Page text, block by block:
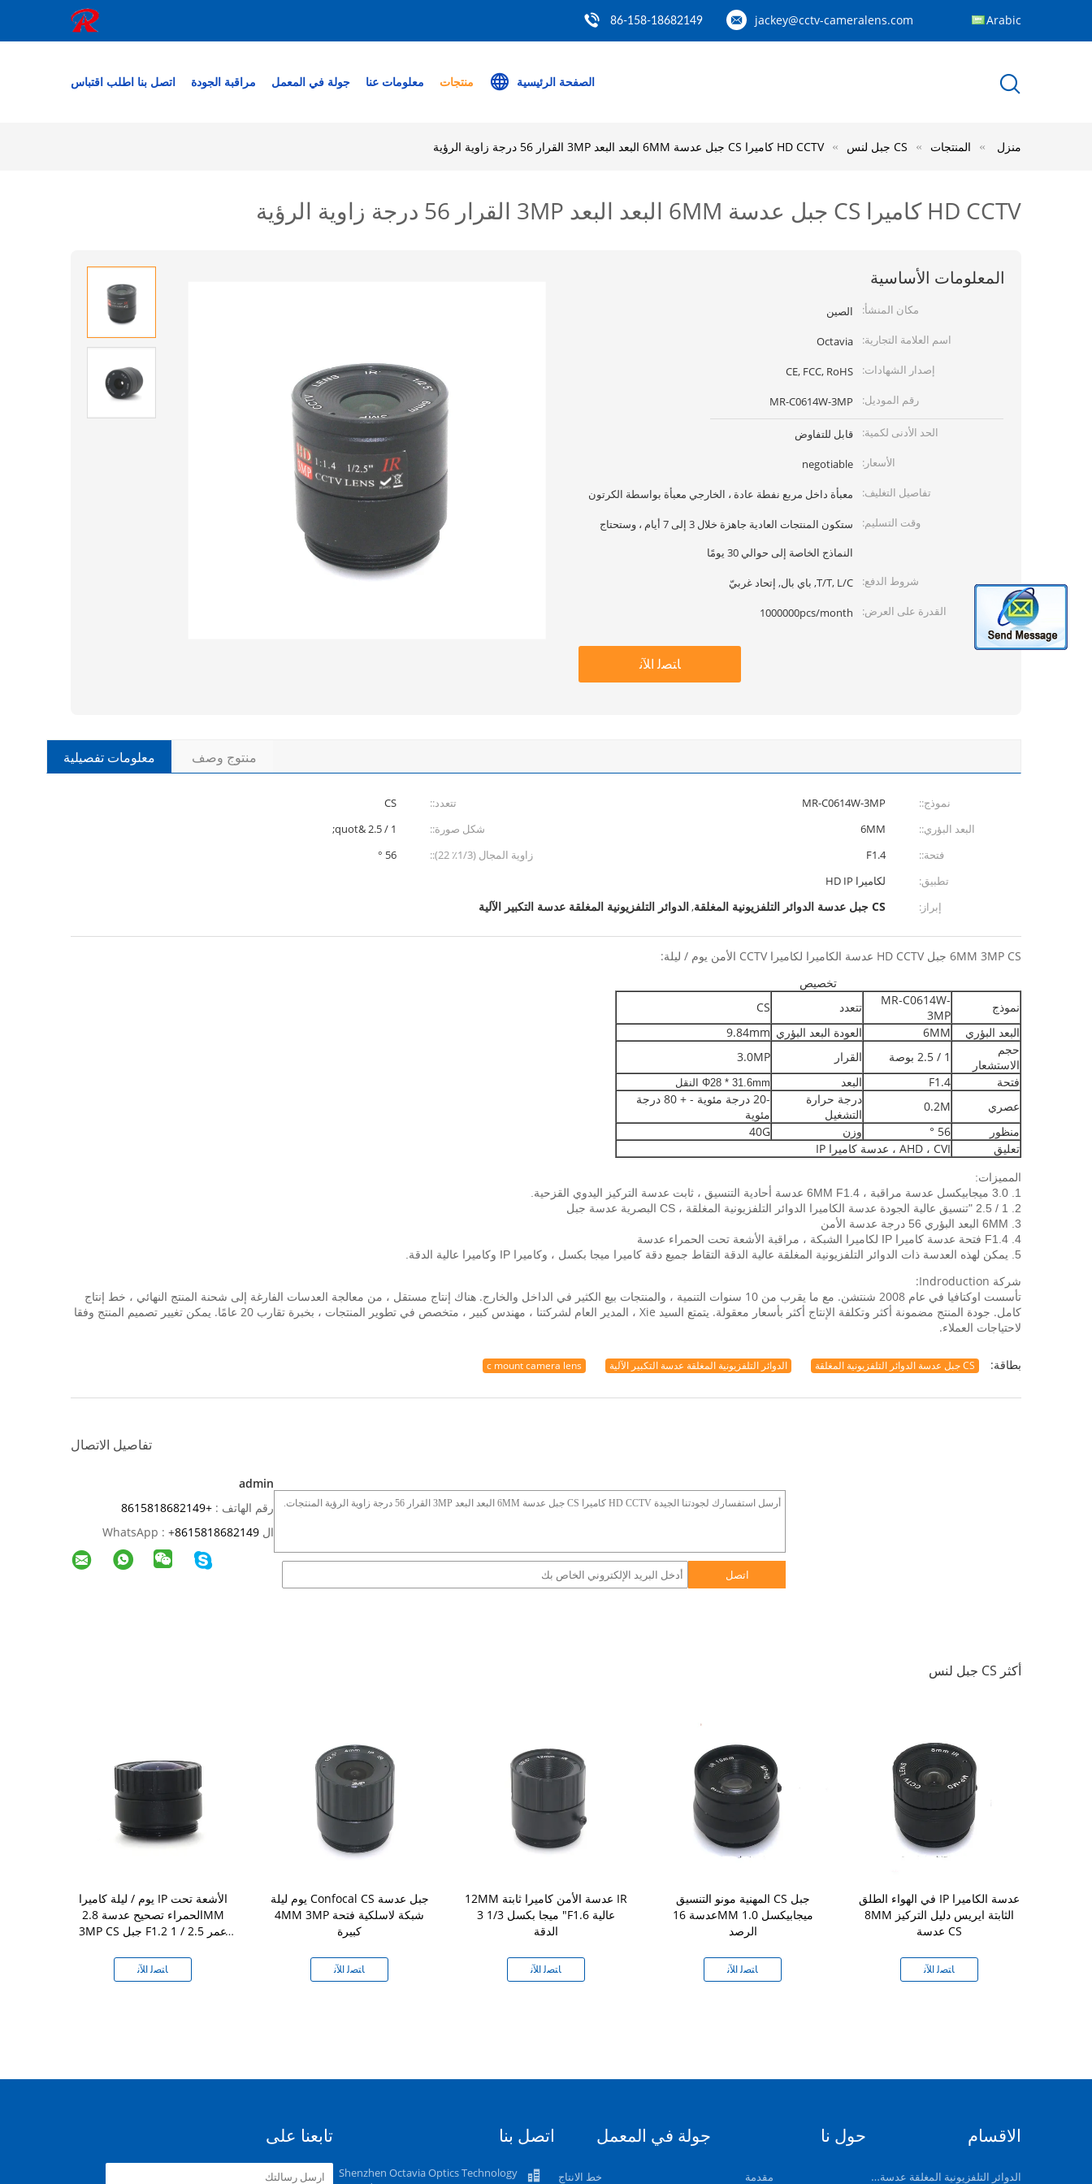
jackey@cctv-cameralens.com
86-158-18682149 Arabic
الصفحة الرئيسية منتجات معلومات عنا جولة في المعمل مراقبة الجودة اتصل بنا اطلب اقتباس
منزل المنتجات CS جبل لنس HD CCTV كاميرا CS جبل عدسة 6MM البعد البعد 3MP القرار 56 درجة زاوية الرؤية
HD CCTV كاميرا CS جبل عدسة 6MM البعد البعد 3MP القرار 56 درجة زاوية الرؤية
المعلومات الأساسية
مكان المنشأ:
الصين
اسم العلامة التجارية:
Octavia
إصدار الشهادات:
CE, FCC, RoHS
رقم الموديل:
MR-C0614W-3MP
الحد الأدنى لكمية:
قابل للتفاوض
الأسعار:
negotiable
تفاصيل التغليف:
معبأة داخل مربع نفطة عادة ، الخارجي معبأة بواسطة الكرتون
وقت التسليم:
ستكون المنتجات العادية جاهزة خلال 3 إلى 7 أيام ، وستحتاج
النماذج الخاصة إلى حوالي 30 يومًا
شروط الدفع:
T/T, L/C, باي بال, إتحاد غربيّ
القدرة على العرض:
1000000pcs/month
ﺎﺘﺼﻟ ﺍﻶﻧ
معلومات تفصيلية منتوج وصف
نموذج:: MR-C0614W-3MP تتعدد::
CS
البعد البؤري::
6MM شكل صورة::
1 / 2.5 &quot;
فتحة::
F1.4 زاوية المجال (1/3٪ 22)::
56 °
تطبيق:
لكاميرا HD IP
إبراز:
CS جبل عدسة الدوائر التلفزيونية المغلقة ,الدوائر التلفزيونية المغلقة عدسة التكبير الآلية
6MM 3MP CS جبل HD CCTV عدسة الكاميرا لكاميرا CCTV الأمن يوم / ليلة:
تخصيص
نموذج
MR-C0614W-
3MP
تتعدد
CS
البعد البؤري
6MM العودة البعد البؤري 9.84mm
حجم
الاستشعار
1 / 2.5 بوصة القرار
3.0MP
فتحة
F1.4 البعد Φ28 * 31.6mm النقل
عصري 0.2M
درجة حرارة
التشغيل
-20 درجة مئوية - + 80 درجة
مئوية
منظور
56 ° وزن
40G
تعليق
AHD ، CVI ، عدسة كاميرا IP
المميزات:
1. 3.0 ميجابيكسل عدسة مراقبة ، 6MM F1.4 عدسة أحادية التنسيق ، ثابت عدسة التركيز اليدوي القزحية.
2. 1 / 2.5 "تنسيق عالية الجودة عدسة الكاميرا الدوائر التلفزيونية المغلقة ، CS البصرية عدسة جبل
3. 6MM البعد البؤري 56 درجة عدسة الأمن
4. F1.4 فتحة عدسة كاميرا IP لكاميرا الشبكة ، مراقبة الأشعة تحت الحمراء عدسة
5. يمكن لهذه العدسة ذات الدوائر التلفزيونية المغلقة عالية الدقة التقاط جميع دقة كاميرا ميجا بكسل ، وكاميرا IP وكاميرا عالية الدقة.
شركة Indroduction:
تأسست اوكتافيا في عام 2008 شنتشن. مع ما يقرب من 10 سنوات التنمية ، والمنتجات بيع الكثير في الداخل والخارج. هناك إنتاج مستقل ، من معالجة العدسات الفارغة إلى شحنة المنتج النهائي ، خط إنتاج
كامل. جودة المنتج مضمونة أكثر وتكلفة الإنتاج أكثر بأسعار معقولة. يتمتع السيد Xie ، المدير العام لشركتنا ، مهندس كبير ، متخصص في تطوير المنتجات ، بخبرة تقارب 20 عامًا. يمكن تغيير تصميم المنتج وفقا
لاحتياجات العملاء.
بطاقة: CS جبل عدسة الدوائر التلفزيونية المغلقة الدوائر التلفزيونية المغلقة عدسة التكبير الآلية c mount camera lens
تفاصيل الاتصال
admin
رقم الهاتف : +8615818682149
ال WhatsApp :
+8615818682149
اتصل
أكثر CS جبل لنس
يوم / ليلة كاميرا IP الأشعة تحت
الحمراء تصحيح عدسة 2.8MM
3MP CS جبل F1.2 1 / 2.5 عمر
ﺎﺘﺼﻟ ﺍﻶﻧ
يوم ليلة Confocal CS جبل عدسة
4MM 3MP شبكة لاسلكية فتحة
كبيرة
ﺎﺘﺼﻟ ﺍﻶﻧ
12MM عدسة الأمن كاميرا ثابتة IR
3 ميجا بكسل 1/3 "F1.6 عالية
الدقة
ﺎﺘﺼﻟ ﺍﻶﻧ
المهنية مونو التنسيق CS جبل
عدسة 16MM 1.0 ميجابيكسل
الرصد
ﺎﺘﺼﻟ ﺍﻶﻧ
في الهواء الطلق IP عدسة الكاميرا
8MM الثابتة ايريس دليل التركيز
عدسة CS
ﺎﺘﺼﻟ ﺍﻶﻧ
الاقسام
الدوائر التلفزيونية المغلقة عدسة الكاميرا
حول نا
مقدمة
جولة في المعمل
خط الانتاج
اتصل بنا
Shenzhen Octavia Optics Technology
تابعنا على